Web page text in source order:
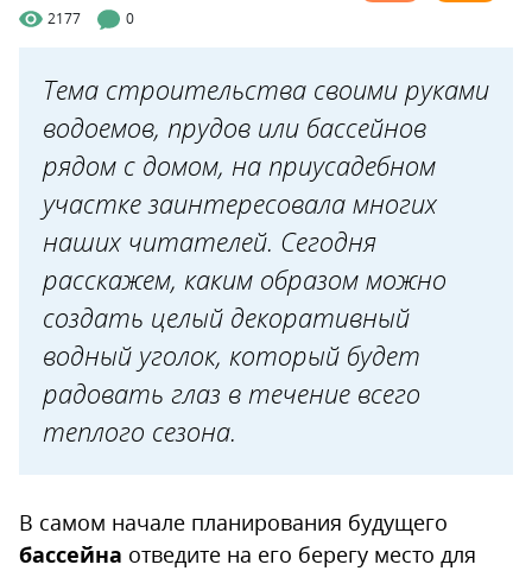
2177 0
Тема строительства своими руками
водоемов, прудов или бассейнов
рядом с домом, на приусадебном
участке заинтересовала многих
наших читателей. Сегодня
расскажем, каким образом можно
создать целый декоративный
водный уголок, который будет
радовать глаз в течение всего
теплого сезона.
В самом начале планирования будущего
бассейна отведите на его берегу место для